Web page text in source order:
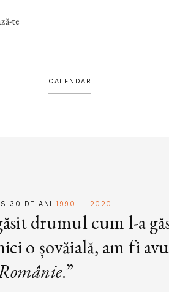
CALENDAR
te
30 DE ANI1990 — 2020
drumul cum l-a
o șovăială, am fi
.”